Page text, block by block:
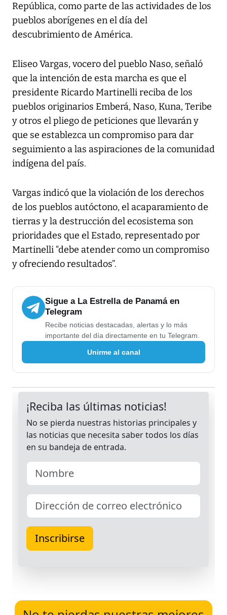
República, como parte de las actividades de los
pueblos aborígenes en el día del
descubrimiento de América.
Eliseo Vargas, vocero del pueblo Naso, señaló
que la intención de esta marcha es que el
presidente Ricardo Martinelli reciba de los
pueblos originarios Emberá, Naso, Kuna, Teribe
y otros el pliego de peticiones que llevarán y
que se establezca un compromiso para dar
seguimiento a las aspiraciones de la comunidad
indígena del país.
Vargas indicó que la violación de los derechos
de los pueblos autóctono, el acaparamiento de
tierras y la destrucción del ecosistema son
prioridades que el Estado, representado por
Martinelli “debe atender como un compromiso
y ofreciendo resultados”.
Sigue a La Estrella de Panamá en
Telegram
Recibe noticias destacadas, alertas y lo más
importante del día directamente en tu Telegram.
Unirme al canal